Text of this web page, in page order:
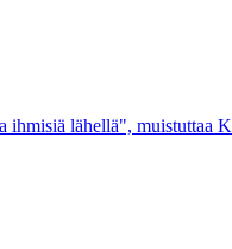
ihmisiä lähellä", muistuttaa